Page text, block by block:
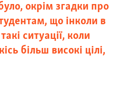
окрім згадки про
що інколи в
ситуації, коли
більш високі цілі,